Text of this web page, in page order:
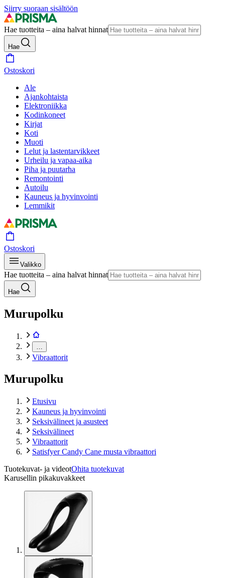
Siirry suoraan sisältöön
Hae tuotteita – aina halvat hinnat
Hae
Ostoskori
Ale
Ajankohtaista
Elektroniikka
Kodinkoneet
Kirjat
Koti
Muoti
Lelut ja lastentarvikkeet
Urheilu ja vapaa-aika
Piha ja puutarha
Remontointi
Autoilu
Kauneus ja hyvinvointi
Lemmikit
Ostoskori
Valikko
Hae tuotteita – aina halvat hinnat
Hae
Murupolku
Vibraattorit
Murupolku
Etusivu
Kauneus ja hyvinvointi
Seksivälineet ja asusteet
Seksivälineet
Vibraattorit
Satisfyer Candy Cane musta vibraattori
Tuotekuvat- ja videotOhita tuotekuvat
Karusellin pikakuvakkeet